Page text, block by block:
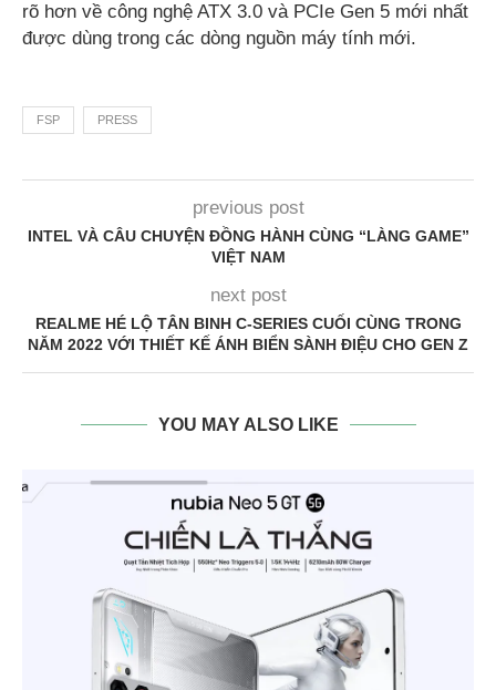
rõ hơn về công nghệ ATX 3.0 và PCIe Gen 5 mới nhất
được dùng trong các dòng nguồn máy tính mới.
FSP PRESS
previous post
INTEL VÀ CÂU CHUYỆN ĐỒNG HÀNH CÙNG “LÀNG GAME”
VIỆT NAM
next post
REALME HÉ LỘ TÂN BINH C-SERIES CUỐI CÙNG TRONG
NĂM 2022 VỚI THIẾT KẾ ÁNH BIỂN SÀNH ĐIỆU CHO GEN Z
YOU MAY ALSO LIKE